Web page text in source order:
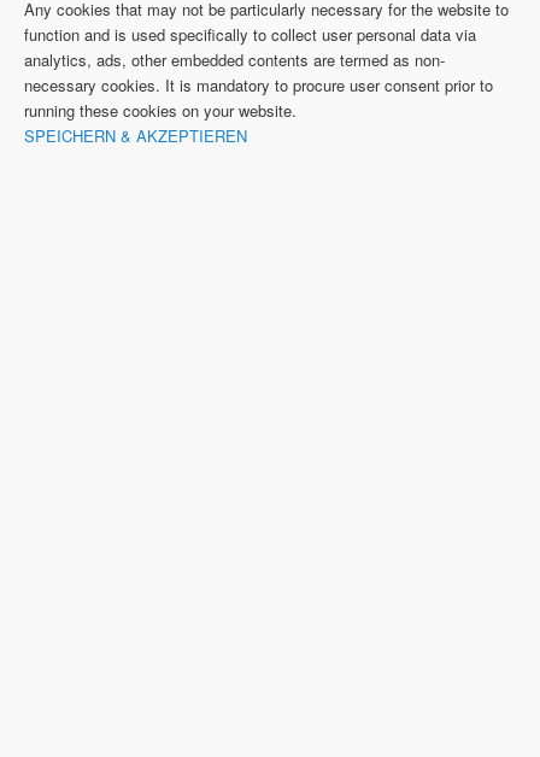
Any cookies that may not be particularly necessary for the website to
function and is used specifically to collect user personal data via
analytics, ads, other embedded contents are termed as non-
necessary cookies. It is mandatory to procure user consent prior to
running these cookies on your website.
SPEICHERN & AKZEPTIEREN